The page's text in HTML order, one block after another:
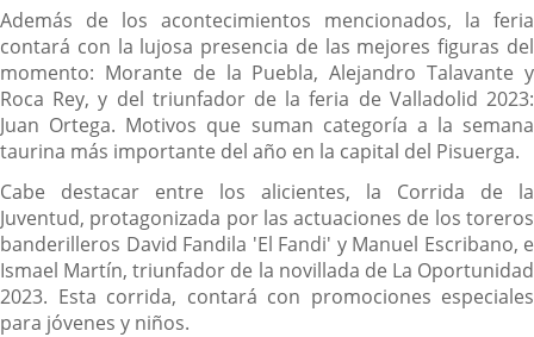
Además de los acontecimientos mencionados, la feria
contará con la lujosa presencia de las mejores figuras del
momento: Morante de la Puebla, Alejandro Talavante y
Roca Rey, y del triunfador de la feria de Valladolid 2023:
Juan Ortega. Motivos que suman categoría a la semana
taurina más importante del año en la capital del Pisuerga.
Cabe destacar entre los alicientes, la Corrida de la
Juventud, protagonizada por las actuaciones de los toreros
banderilleros David Fandila 'El Fandi' y Manuel Escribano, e
Ismael Martín, triunfador de la novillada de La Oportunidad
2023. Esta corrida, contará con promociones especiales
para jóvenes y niños.